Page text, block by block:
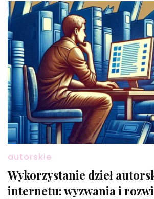
autorskie
Wykorzystanie dzieł
internetu: wyzwania i